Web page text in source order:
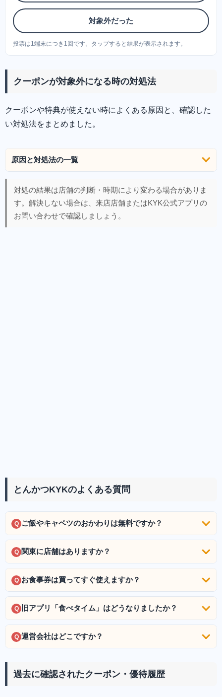
対象外だった
投票は1端末につき1回です。タップすると結果が表示されます。
クーポンが対象外になる時の対処法
クーポンや特典が使えない時によくある原因と、確認した
い対処法をまとめました。
原因と対処法の一覧
対処の結果は店舗の判断・時期により変わる場合がありま
す。解決しない場合は、来店店舗またはKYK公式アプリの
お問い合わせで確認しましょう。
とんかつKYKのよくある質問
Q ご飯やキャベツのおかわりは無料ですか？
Q 関東に店舗はありますか？
Q お食事券は買ってすぐ使えますか？
Q 旧アプリ「食べタイム」はどうなりましたか？
Q 運営会社はどこですか？
過去に確認されたクーポン・優待履歴